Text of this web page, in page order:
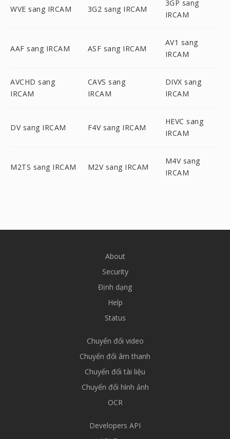
WVE sang IRCAM 3G2 sang IRCAM
3GP sang
IRCAM
AAF sang IRCAM ASF sang IRCAM
AV1 sang
IRCAM
AVCHD sang
IRCAM
CAVS sang
IRCAM
DIVX sang
IRCAM
DV sang IRCAM F4V sang IRCAM
HEVC sang
IRCAM
M2TS sang IRCAM M2V sang IRCAM
M4V sang
IRCAM
About
Security
Định dạng
Help
Status
Chuyển đổi video
Chuyển đổi âm thanh
Chuyển đổi tài liệu
Chuyển đổi hình ảnh
OCR
Developers API